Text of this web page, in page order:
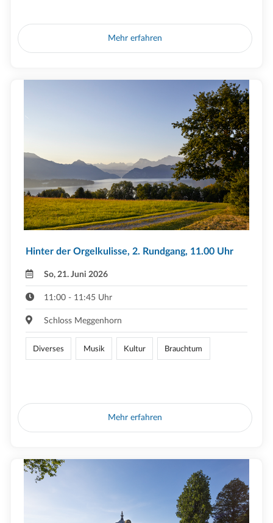
Mehr erfahren
Hinter der Orgelkulisse, 2. Rundgang, 11.00 Uhr
So, 21. Juni 2026
11:00 - 11:45 Uhr
Schloss Meggenhorn
Diverses Musik Kultur Brauchtum
Mehr erfahren